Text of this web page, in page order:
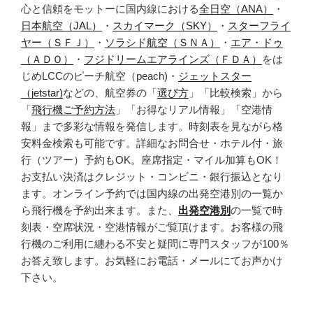
心と信頼をモットーに国内線における全日空（ANA）
・
日本航空（JAL）
・ スカイマーク（SKY） ・ スターフライ
ヤー（ＳＦＪ）
・ ソラシド航空（ＳＮＡ） ・ エア・ドゥ
（ＡＤＯ）
・ フジドリームエアラインズ（ＦＤＡ）
をは
じめLCCのピーチ航空（peach)・ ジェットスター
（jetstar)などの、航空券の「選び方 」「比較検索」から
「飛行機ご予約方法 」「お得なリアル情報」「空港情
報」まで多彩な情報を発信します。時刻表を見ながら格
安料金検索も可能です。詳細なお問合せ・ホテル付・旅
行（ツアー）予約もOK。座席指定・マイル加算もOK！
お支払い決済はクレジット・コンビニ・銀行振込となり
ます。オンライン予約では国内線の出発空港別の一覧か
ら飛行機を予約出来ます。また、 出発空港別の一覧で時
刻表・空席状況・空港情報がご覧頂けます。お客様の飛
行機のご利用に纏わる不安と疑問に専門スタッフが100％
お答え致します。お気軽にお電話・メールにてお声かけ
下さい。